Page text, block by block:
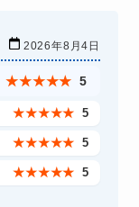
2026年8月4日
★★★★★ 5
★★★★★ 5
★★★★★ 5
★★★★★ 5